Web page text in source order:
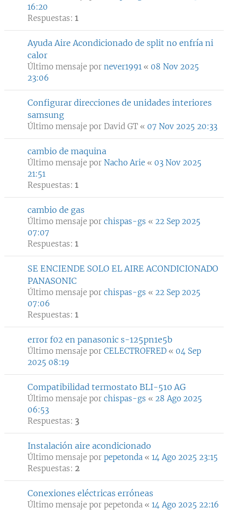
16:20
Respuestas: 1
Ayuda Aire Acondicionado de split no enfría ni
calor
Último mensaje por never1991« 08 Nov 2025
23:06
Configurar direcciones de unidades interiores
samsung
Último mensaje por David GT « 07 Nov 2025 20:33
cambio de maquina
Último mensaje por Nacho Arie « 03 Nov 2025
21:51
Respuestas: 1
cambio de gas
Último mensaje por chispas-gs « 22 Sep 2025
07:07
Respuestas: 1
SE ENCIENDE SOLO EL AIRE ACONDICIONADO
PANASONIC
Último mensaje por chispas-gs « 22 Sep 2025
07:06
Respuestas: 1
error f02 en panasonic s-125pn1e5b
Último mensaje por CELECTROFRED « 04 Sep
2025 08:19
Compatibilidad termostato BLI-510 AG
Último mensaje por chispas-gs « 28 Ago 2025
06:53
Respuestas: 3
Instalación aire acondicionado
Último mensaje por pepetonda « 14 Ago 2025 23:15
Respuestas: 2
Conexiones eléctricas erróneas
Último mensaje por pepetonda « 14 Ago 2025 22:16